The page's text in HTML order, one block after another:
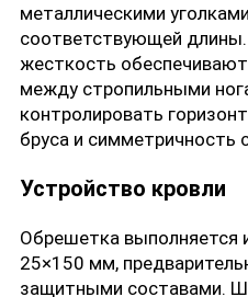
металлическими
соответствующей
жесткость
между стропильными
контролировать
бруса и симметричность
Устройство кровли
Обрешетка выполняется
25×150 мм,
защитными составами.